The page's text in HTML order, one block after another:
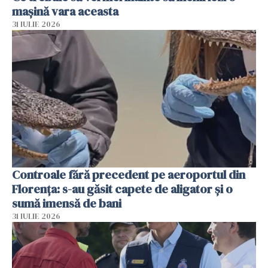
mașină vara aceasta
31 IULIE 2026
Controale fără precedent pe aeroportul din
Florența: s-au găsit capete de aligator și o
sumă imensă de bani
31 IULIE 2026